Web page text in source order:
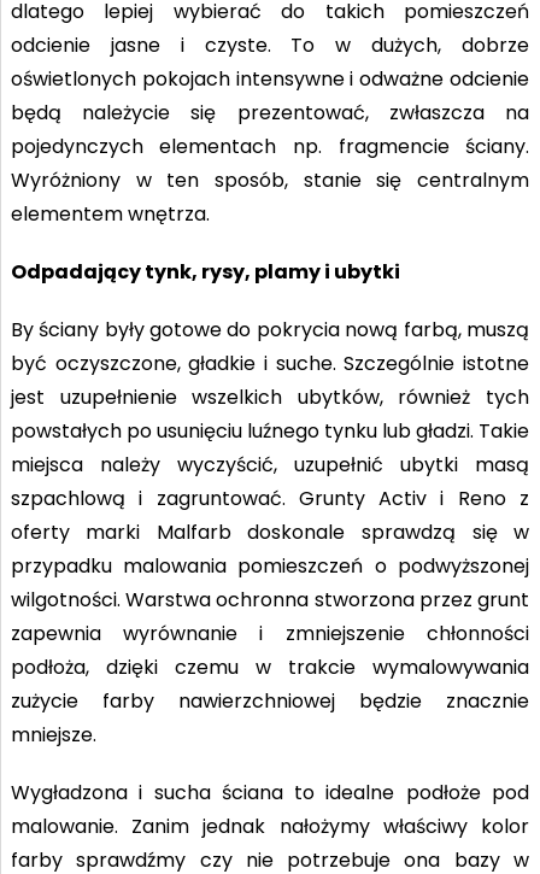
dlatego lepiej wybierać do takich pomieszczeń
odcienie jasne i czyste. To w dużych, dobrze
oświetlonych pokojach intensywne i odważne odcienie
będą należycie się prezentować, zwłaszcza na
pojedynczych elementach np. fragmencie ściany.
Wyróżniony w ten sposób, stanie się centralnym
elementem wnętrza.
Odpadający tynk, rysy, plamy i ubytki
By ściany były gotowe do pokrycia nową farbą, muszą
być oczyszczone, gładkie i suche. Szczególnie istotne
jest uzupełnienie wszelkich ubytków, również tych
powstałych po usunięciu luźnego tynku lub gładzi. Takie
miejsca należy wyczyścić, uzupełnić ubytki masą
szpachlową i zagruntować. Grunty Activ i Reno z
oferty marki Malfarb doskonale sprawdzą się w
przypadku malowania pomieszczeń o podwyższonej
wilgotności. Warstwa ochronna stworzona przez grunt
zapewnia wyrównanie i zmniejszenie chłonności
podłoża, dzięki czemu w trakcie wymalowywania
zużycie farby nawierzchniowej będzie znacznie
mniejsze.
Wygładzona i sucha ściana to idealne podłoże pod
malowanie. Zanim jednak nałożymy właściwy kolor
farby sprawdźmy czy nie potrzebuje ona bazy w